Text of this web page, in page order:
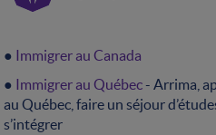
● Immigrer au Canada
● Immigrer au Québec - Arrima,
au Québec, faire un séjour
s’intégrer